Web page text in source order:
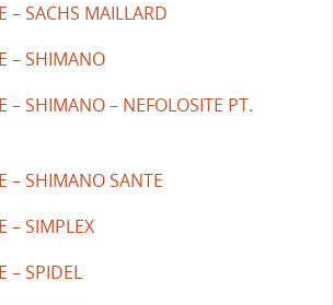
– SACHS MAILLARD
– SHIMANO
– SHIMANO – NEFOLOSITE PT.
– SHIMANO SANTE
– SIMPLEX
– SPIDEL